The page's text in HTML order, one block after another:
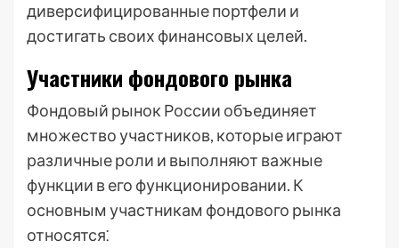
диверсифицированные портфели и
достигать своих финансовых целей.
Участники фондового рынка
Фондовый рынок России объединяет
множество участников, которые играют
различные роли и выполняют важные
функции в его функционировании. К
основным участникам фондового рынка
относятся⁚